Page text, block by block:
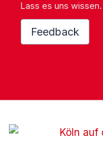
Lass es uns wissen.
Feedback